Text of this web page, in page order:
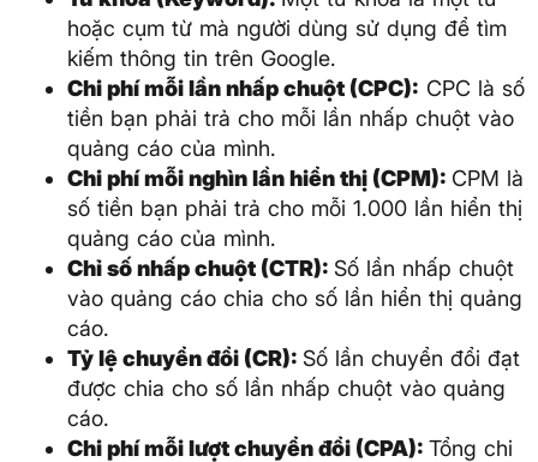
hoặc cụm từ mà người dùng sử dụng để tìm
kiếm thông tin trên Google.
Chi phí mỗi lần nhấp chuột (CPC): CPC là số
tiền bạn phải trả cho mỗi lần nhấp chuột vào
quảng cáo của mình.
Chi phí mỗi nghìn lần hiển thị (CPM): CPM là
số tiền bạn phải trả cho mỗi 1.000 lần hiển thị
quảng cáo của mình.
Chỉ số nhấp chuột (CTR): Số lần nhấp chuột
vào quảng cáo chia cho số lần hiển thị quảng
cáo.
Tỷ lệ chuyển đổi (CR): Số lần chuyển đổi đạt
được chia cho số lần nhấp chuột vào quảng
cáo.
Chi phí mỗi lượt chuyển đổi (CPA): Tổng chi